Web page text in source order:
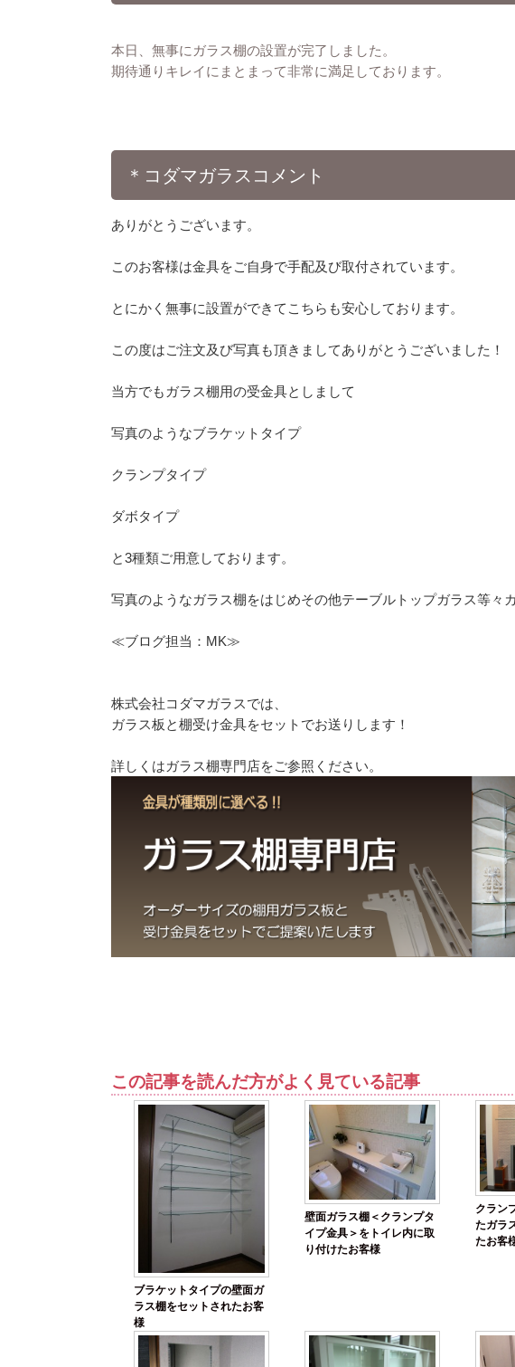
本日、無事にガラス棚の設置が完了しました。
期待通りキレイにまとまって非常に満足しております。
＊コダマガラスコメント
ありがとうございます。
このお客様は金具をご自身で手配及び取付されています。
とにかく無事に設置ができてこちらも安心しております。
この度はご注文及び写真も頂きましてありがとうございました！
当方でもガラス棚用の受金具としまして
写真のようなブラケットタイプ
クランプタイプ
ダボタイプ
と3種類ご用意しております。
写真のようなガラス棚をはじめその他テーブルトップガラス等々
≪ブログ担当：MK≫
株式会社コダマガラスでは、
ガラス板と棚受け金具をセットでお送りします！
詳しくはガラス棚専門店をご参照ください。
この記事を読んだ方がよく見ている記事
ブラケットタイプの壁面ガ
ラス棚をセットされたお客
様
壁面ガラス棚＜クランプタ
イプ金具＞をトイレ内に取
り付けたお客様
クラン
たガラ
たお客